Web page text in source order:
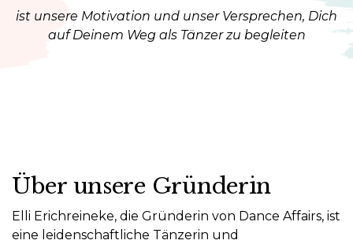
ist unsere Motivation und unser Versprechen, Dich
auf Deinem Weg als Tänzer zu begleiten
Über unsere Gründerin
Elli Erichreineke, die Gründerin von Dance Affairs, ist
eine leidenschaftliche Tänzerin und